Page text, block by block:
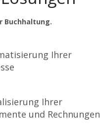
Buchhaltung.
Ihrer
Ihrer
und Rechnungen